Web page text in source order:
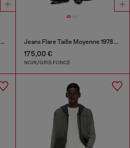
Casquette de baseball avec empiècements brodés Jeans Flare Taille Moyenne 1978 D-Akemi
175,00 €
NOIR/GRIS FONCÉ